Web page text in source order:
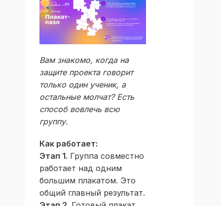
Вам знакомо, когда на
защите проекта говорит
только один ученик, а
остальные молчат? Есть
способ вовлечь всю
группу.
Как работает:
Этап 1. Группа совместно
работает над одним
большим плакатом. Это
общий главный результат.